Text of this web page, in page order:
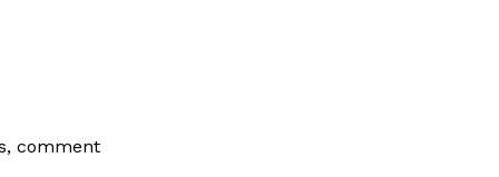
comment